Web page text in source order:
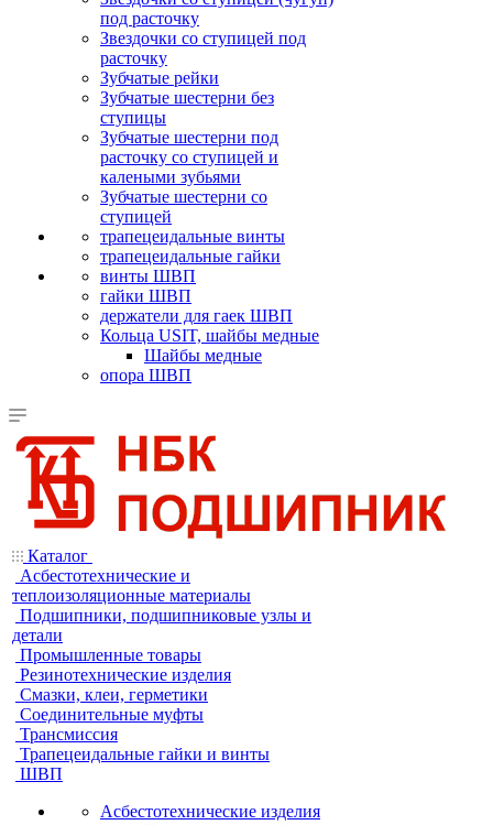
под расточку
Звездочки со ступицей под
расточку
Зубчатые рейки
Зубчатые шестерни без
ступицы
Зубчатые шестерни под
расточку со ступицей и
калеными зубьями
Зубчатые шестерни со
ступицей
трапецеидальные винты
трапецеидальные гайки
винты ШВП
гайки ШВП
держатели для гаек ШВП
Кольца USIT, шайбы медные
Шайбы медные
опора ШВП
Каталог
Асбестотехнические и
теплоизоляционные материалы
Подшипники, подшипниковые узлы и
детали
Промышленные товары
Резинотехнические изделия
Смазки, клеи, герметики
Соединительные муфты
Трансмиссия
Трапецеидальные гайки и винты
ШВП
Асбестотехнические изделия